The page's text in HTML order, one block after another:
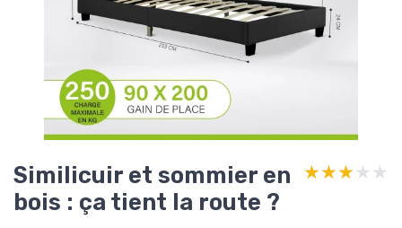
Similicuir et sommier en
bois : ça tient la route ?
★★★★★
★★★★★